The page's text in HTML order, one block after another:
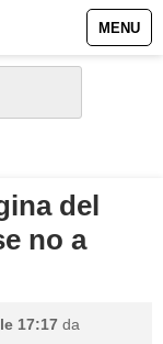
MENU
del
no a
17:17 da